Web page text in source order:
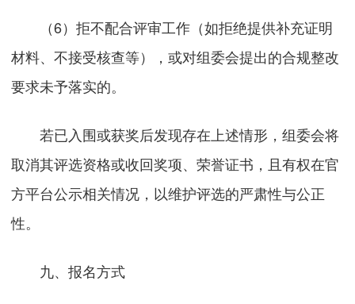
（6）拒不配合评审工作（如拒绝提供补充证明
材料、不接受核查等），或对组委会提出的合规整改
要求未予落实的。
若已入围或获奖后发现存在上述情形，组委会将
取消其评选资格或收回奖项、荣誉证书，且有权在官
方平台公示相关情况，以维护评选的严肃性与公正
性。
九、报名方式